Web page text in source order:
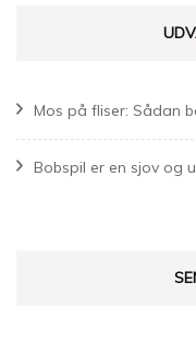
Mos på fliser: Sådan
Bobspil er en sjov og